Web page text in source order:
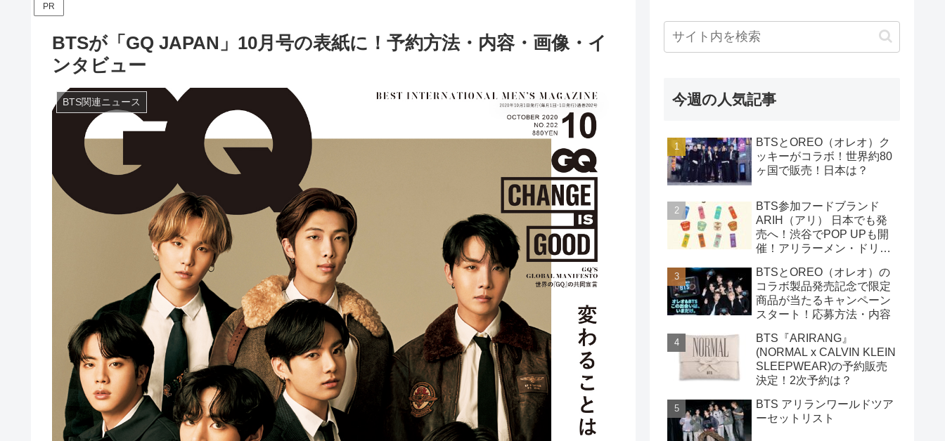
PR
BTSが「GQ JAPAN」10月号の表紙に！予約方法・内容・画像・イ
ンタビュー
BTS関連ニュース 今週の人気記事
BTSとOREO（オレオ）ク
ッキーがコラボ！世界約80
ヶ国で販売！日本は？
BTS参加フードブランド
ARIH（アリ） 日本でも発
売へ！渋谷でPOP UPも開
催！アリラーメン・ドリン
BTSとOREO（オレオ）の
コラボ製品発売記念で限定
商品が当たるキャンペーン
スタート！応募方法・内容
BTS『ARIRANG』
(NORMAL x CALVIN KLEIN
SLEEPWEAR)の予約販売
決定！2次予約は？
BTS アリランワールドツア
ーセットリスト